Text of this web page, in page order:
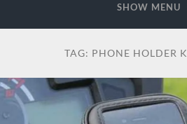
SHOW MENU
TAG: PHONE HOLDER